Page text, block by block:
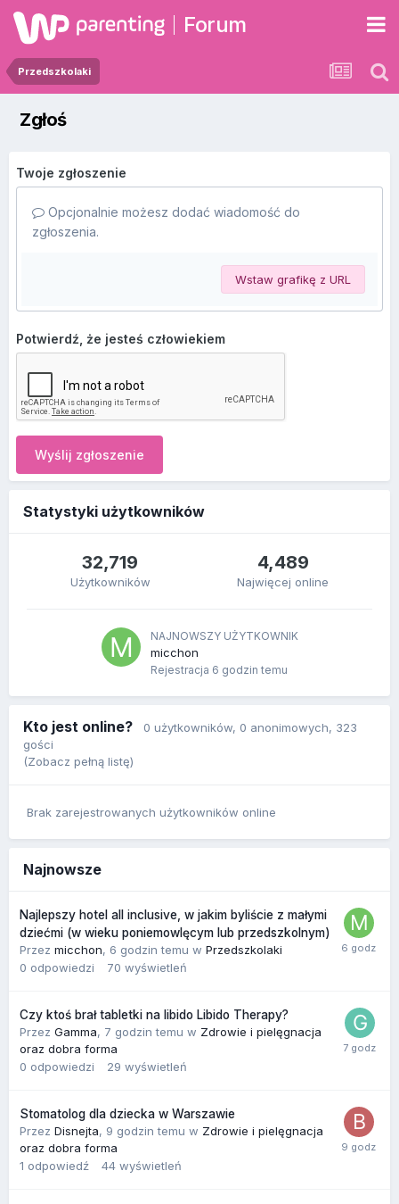
Forum
Przedszkolaki
Zgłoś
Twoje zgłoszenie
Opcjonalnie możesz dodać wiadomość do
zgłoszenia.
Wstaw grafikę z URL
Potwierdź, że jesteś człowiekiem
Wyślij zgłoszenie
Statystyki użytkowników
32,719
Użytkowników
4,489
Najwięcej online
NAJNOWSZY UŻYTKOWNIK
micchon
Rejestracja 6 godzin temu
Kto jest online? 0 użytkowników, 0 anonimowych, 323
gości
(Zobacz pełną listę)
Brak zarejestrowanych użytkowników online
Najnowsze
Najlepszy hotel all inclusive, w jakim byliście z małymi
dziećmi (w wieku poniemowlęcym lub przedszkolnym)
Przez micchon, 6 godzin temu w Przedszkolaki
0 odpowiedzi 70 wyświetleń
Czy ktoś brał tabletki na libido Libido Therapy?
Przez Gamma, 7 godzin temu w Zdrowie i pielęgnacja
oraz dobra forma
0 odpowiedzi 29 wyświetleń
Stomatolog dla dziecka w Warszawie
Przez Disnejta, 9 godzin temu w Zdrowie i pielęgnacja
oraz dobra forma
1 odpowiedź 44 wyświetleń